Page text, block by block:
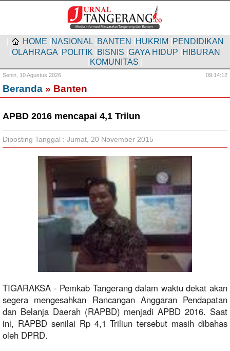
HOME NASIONAL BANTEN HUKRIM PENDIDIKAN
OLAHRAGA POLITIK BISNIS GAYA HIDUP HIBURAN
KOMUNITAS
Senin, 10 Agustus 2026 09:14:12
Beranda » Banten
APBD 2016 mencapai 4,1 Trilun
Diposting Tanggal : Jumat, 20 November 2015
TIGARAKSA - Pemkab Tangerang dalam waktu dekat akan
segera mengesahkan Rancangan Anggaran Pendapatan
dan Belanja Daerah (RAPBD) menjadi APBD 2016. Saat
ini, RAPBD senilai Rp 4,1 Triliun tersebut masih dibahas
oleh DPRD.